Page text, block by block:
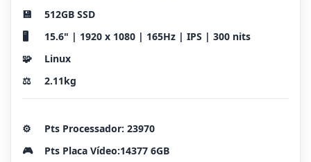
💾
512GB SSD
🖥️
15.6" | 1920 x 1080 | 165Hz | IPS | 300 nits
🧩
Linux
⚖️
2.11kg
⚙️
Pts Processador: 23970
🎮
Pts Placa Vídeo:14377 6GB